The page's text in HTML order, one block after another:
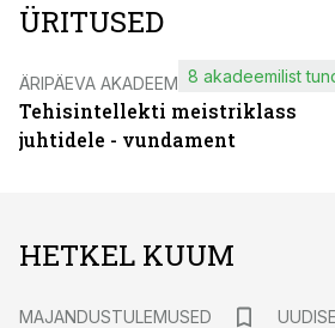
ÜRITUSED
ÄRIPÄEVA AKADEEMIA
Tehisintellekti meistriklass
juhtidele - vundament
8 akadeemilist
HETKEL KUUM
MAJANDUSTULEMUSED